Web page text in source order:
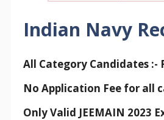
Indian Navy
All Category Candidates :-
No Application Fee for all
Only Valid JEEMAIN 2023